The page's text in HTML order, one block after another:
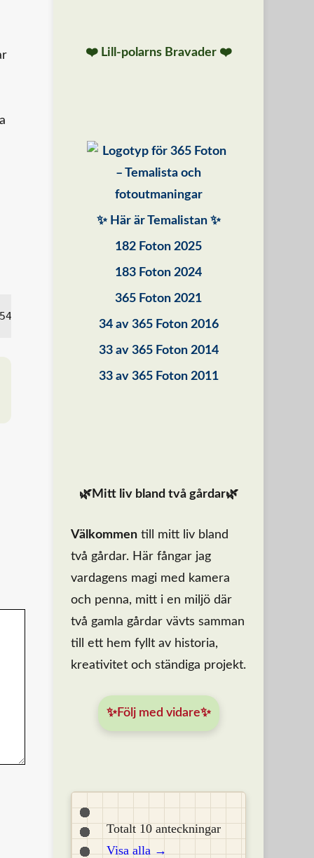
❤️ Lill-polarns Bravader ❤️
✨ Här är Temalistan ✨
182 Foton 2025
183 Foton 2024
365 Foton 2021
34 av 365 Foton 2016
33 av 365 Foton 2014
33 av 365 Foton 2011
🌿Mitt liv bland två gårdar🌿
Välkommen till mitt liv bland
två gårdar. Här fångar jag
vardagens magi med kamera
och penna, mitt i en miljö där
två gamla gårdar vävts samman
till ett hem fyllt av historia,
kreativitet och ständiga projekt.
✨Följ med vidare✨
Totalt 10 anteckningar
Visa alla →